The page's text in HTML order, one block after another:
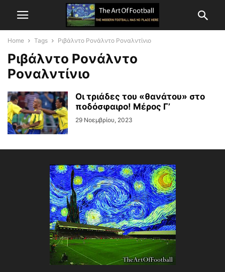
Home Tags Ριβάλντο Ρονάλντο Ροναλντίνιο
Ριβάλντο Ρονάλντο
Ροναλντίνιο
Οι τριάδες του «θανάτου» στο
ποδόσφαιρο! Μέρος Γ’
29 Νοεμβρίου, 2023